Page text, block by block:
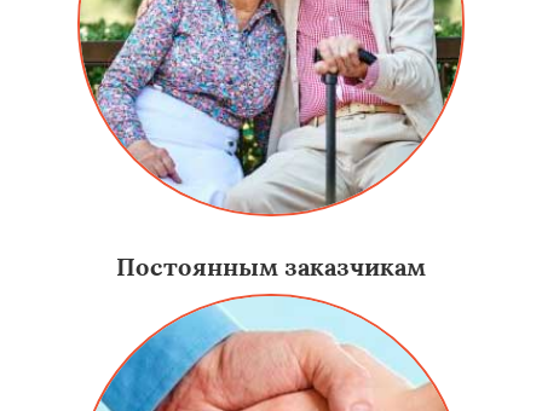
Постоянным заказчикам